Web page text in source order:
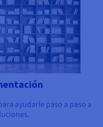
ayudarle paso a paso a